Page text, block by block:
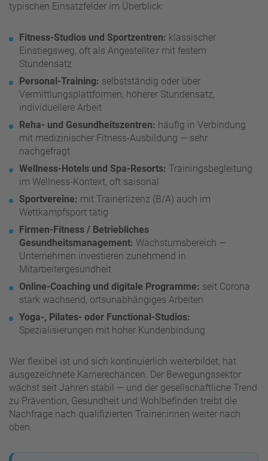
typischen Einsatzfelder im Überblick:
Fitness-Studios und Sportzentren: klassischer
Einstiegsweg, oft als Angestellte:r mit festem
Stundensatz
Personal-Training: selbstständig oder über
Vermittlungsplattformen, höherer Stundensatz,
individuellere Arbeit
Reha- und Gesundheitszentren: häufig in Verbindung
mit medizinischer Fitness-Ausbildung — sehr
nachgefragt
Wellness-Hotels und Spa-Resorts: Trainingsbegleitung
im Wellness-Kontext, oft saisonal
Sportvereine: mit Trainerlizenz (B/A) auch im
Wettkampfsport tätig
Firmen-Fitness / Betriebliches
Gesundheitsmanagement: Wachstumsbereich —
Unternehmen investieren zunehmend in
Mitarbeitergesundheit
Online-Coaching und digitale Programme: seit Corona
stark wachsend, ortsunabhängiges Arbeiten
Yoga-, Pilates- oder Functional-Studios:
Spezialisierungen mit hoher Kundenbindung
Wer flexibel ist und sich kontinuierlich weiterbildet, hat
ausgezeichnete Karrierechancen. Der Bewegungssektor
wächst seit Jahren stabil — und der gesellschaftliche Trend
zu Prävention, Gesundheit und Wohlbefinden treibt die
Nachfrage nach qualifizierten Trainer:innen weiter nach
oben.